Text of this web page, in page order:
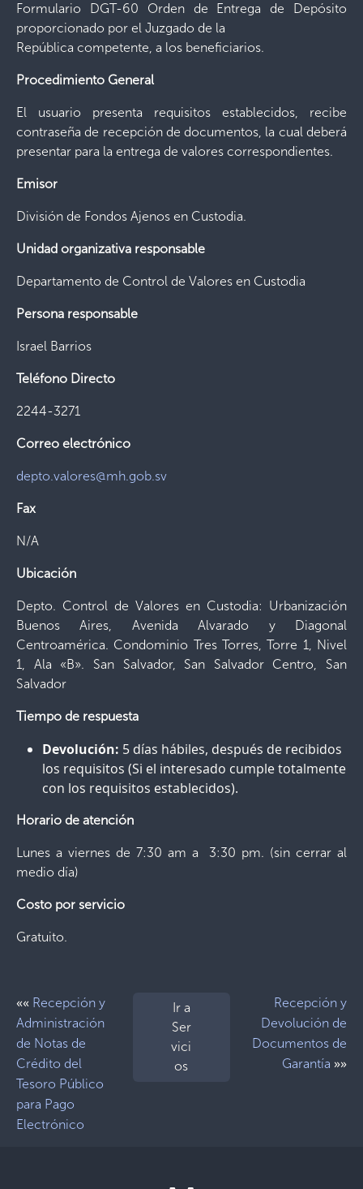
Formulario DGT-60 Orden de Entrega de Depósito
proporcionado por el Juzgado de la
República competente, a los beneficiarios.
Procedimiento General
El usuario presenta requisitos establecidos, recibe
contraseña de recepción de documentos, la cual deberá
presentar para la entrega de valores correspondientes.
Emisor
División de Fondos Ajenos en Custodia.
Unidad organizativa responsable
Departamento de Control de Valores en Custodia
Persona responsable
Israel Barrios
Teléfono Directo
2244-3271
Correo electrónico
depto.valores@mh.gob.sv
Fax
N/A
Ubicación
Depto. Control de Valores en Custodia: Urbanización
Buenos Aires, Avenida Alvarado y Diagonal
Centroamérica. Condominio Tres Torres, Torre 1, Nivel
1, Ala «B». San Salvador, San Salvador Centro, San
Salvador
Tiempo de respuesta
Devolución: 5 días hábiles, después de recibidos
los requisitos (Si el interesado cumple totalmente
con los requisitos establecidos).
Horario de atención
Lunes a viernes de 7:30 am a 3:30 pm. (sin cerrar al
medio día)
Costo por servicio
Gratuito.
«« Recepción y
Administración
de Notas de
Crédito del
Tesoro Público
para Pago
Electrónico
Ir a
Ser
vici
os
Recepción y
Devolución de
Documentos de
Garantía »»